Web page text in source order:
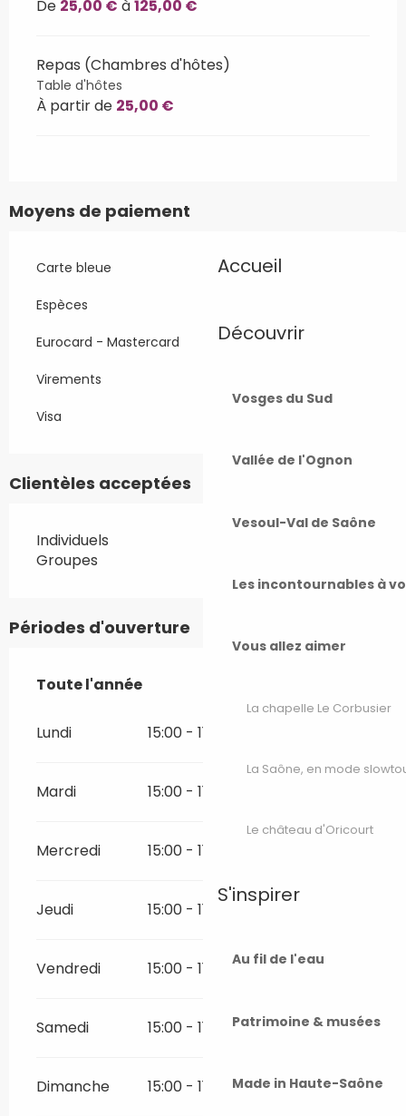
Accueil
Découvrir
Vosges du Sud
Vallée de l'Ognon
Vesoul-Val de Saône
Les incontournables à
Vous allez aimer
La chapelle Le Corbusier
La Saône, en mode
Le château d'Oricourt
S'inspirer
Au fil de l'eau
Patrimoine & musées
Made in Haute-Saône
De 25,00 € à125,00 €
Repas (Chambres d'hôtes)
Table d'hôtes
À partir de 25,00 €
Moyens de paiement
Carte bleue
Espèces
Eurocard - Mastercard
Virements
Visa
Clientèles acceptées
Individuels
Groupes
Périodes d'ouverture
Toute l'année
Toute l'année
Lundi 15:00 - 11:00
Mardi 15:00 - 11:00
Mercredi 15:00 - 11:00
Jeudi 15:00 - 11:00
Vendredi 15:00 - 11:00
Samedi 15:00 - 11:00
Dimanche 15:00 - 11:00